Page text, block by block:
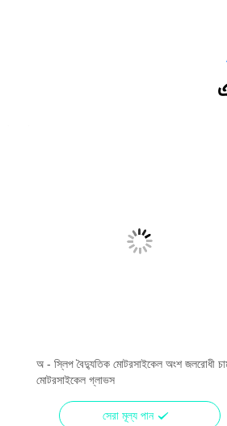
অ - স্লিপ বৈদ্যুতিক মোটরসাইকেল অংশ জলরোধী
মোটরসাইকেল গ্লাভস
সেরা মূল্য পান